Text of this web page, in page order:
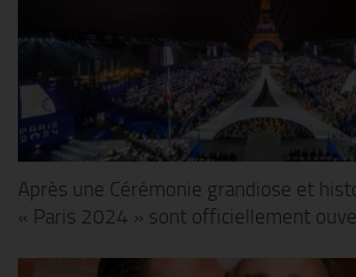
Après une Cérémonie grandiose et
« Paris 2024 » sont officiellement